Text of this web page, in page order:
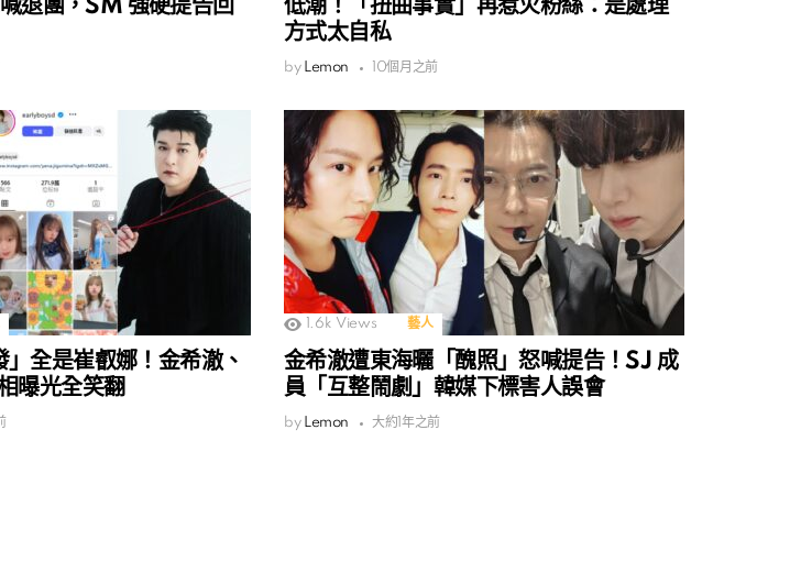
退團，SM 強硬提告回
低潮！「扭曲事實」再惹火粉絲：是處理
方式太自私
by Lemon 10個月之前
全是崔叡娜！金希澈、
曝光全笑翻
1.6k Views 藝人
金希澈遭東海曬「醜照」怒喊提告！SJ 成
員「互整鬧劇」韓媒下標害人誤會
by Lemon 大約1年之前